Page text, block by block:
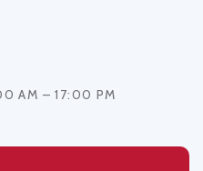
AM – 17:00 PM